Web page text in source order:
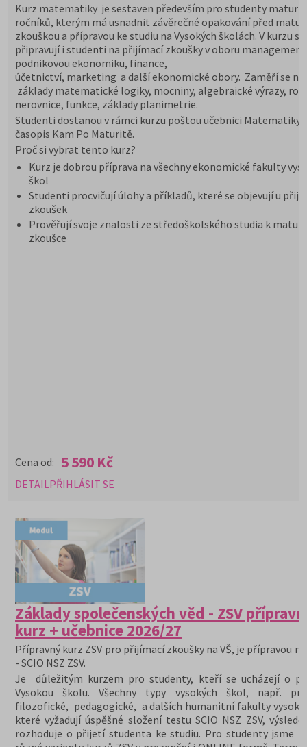
Kurz matematiky je sestaven především pro studenty
ročníků, kterým má usnadnit závěrečné opakování před
zkouškou a přípravou ke studiu na Vysokých školách. V kurzu se
připravují i studenti na přijímací zkoušky v oboru
podnikovou ekonomiku, finance,
účetnictví, marketing a další ekonomické obory. Zaměří se na
základy matematické logiky, mocniny, algebraické výrazy,
nerovnice, funkce, základy planimetrie.
Studenti dostanou v rámci kurzu poštou učebnici Matematiky
časopis Kam Po Maturitě.
Proč si vybrat tento kurz?
Kurz je dobrou příprava na všechny ekonomické fakulty
škol
Studenti procvičují úlohy a příkladů, které se objevují u
zkoušek
Prověřují svoje znalosti ze středoškolského studia k
zkoušce
Cena od: 5 590 Kč
DETAIL PŘIHLÁSIT SE
Základy společenských věd - ZSV
kurz + učebnice 2026/27
Přípravný kurz ZSV pro přijímací zkoušky na VŠ, je přípravou
- SCIO NSZ ZSV.
Je důležitým kurzem pro studenty, kteří se ucházejí o
Vysokou školu. Všechny typy vysokých škol, např.
filozofické, pedagogické, a dalších humanitní fakulty
které vyžadují úspěšné složení testu SCIO NSZ ZSV,
rozhoduje o přijetí studenta ke studiu. Pro studenty jsme